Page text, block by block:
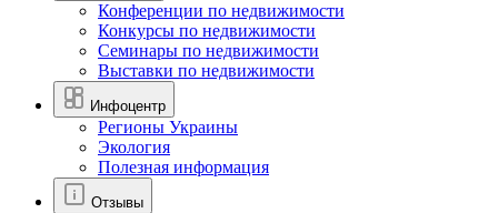
Конференции по недвижимости
Конкурсы по недвижимости
Семинары по недвижимости
Выставки по недвижимости
Инфоцентр
Регионы Украины
Экология
Полезная информация
Отзывы